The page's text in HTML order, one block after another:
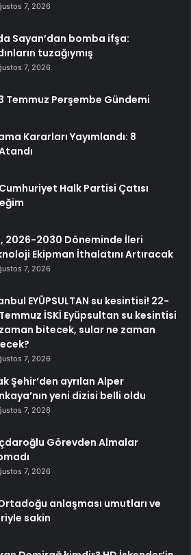
7, 2026
Sayan’dan bomba ifşa:
tuzağıymış
7, 2026
Temmuz Perşembe Gündemi
Kararları Yayımlandı: 8
Halk Partisi Çatısı
2026-2030 Döneminde İleri
Ekipman İthalatını Artıracak
7, 2026
EYÜPSULTAN su kesintisi! 22-
İSKİ Eyüpsultan su kesintisi
bitecek, sular ne zaman
7, 2026
Şehir’den ayrılan Alper
yeni dizisi belli oldu
7, 2026
Görevden Almalar
7, 2026
anlaşması umutları ve
sakin